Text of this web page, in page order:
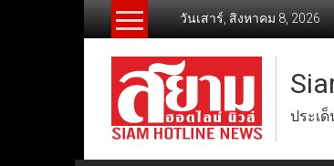
วันเสาร์, สิงหาคม 8, 2026
ประเ